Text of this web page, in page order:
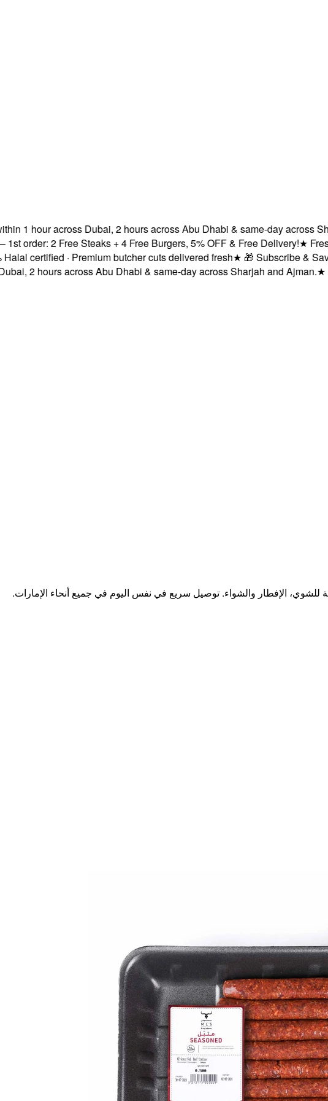
1 hour across Dubai, 2 hours across Abu Dhabi & same-day across
2 Free Steaks + 4 Free Burgers, 5% OFF & Free Delivery!★Fresh
certified · Premium butcher cuts delivered fresh★🎁 Subscribe & Save
2 hours across Abu Dhabi & same-day across Sharjah and Ajman.★
من لحم الخنزير، مناسبة للشوي، الإفطار والشواء. توصيل سريع في نفس اليوم في جميع أنحاء الإمارات.